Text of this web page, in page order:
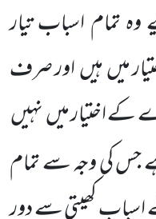
تمام اسباب تیار
میں ہیں اور صرف
کے اختیار میں نہیں
جس کی وجہ سے تمام
اسباب کھیتی سے دور